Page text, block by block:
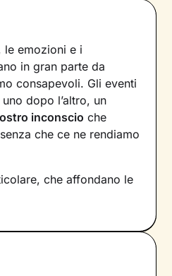
le emozioni e i
in gran parte da
consapevoli. Gli eventi
dopo l’altro, un
inconscio che
che ce ne rendiamo
che affondano le
in famiglia
memorizzate e
successive.